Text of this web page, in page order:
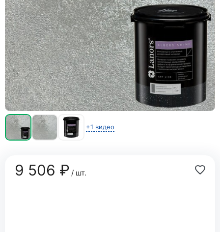
+1 видео
9 506 ₽/ шт.